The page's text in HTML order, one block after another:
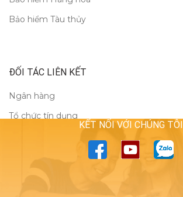
Bảo hiểm Tàu thủy
ĐỐI TÁC LIÊN KẾT
Ngân hàng
Tổ chức tín dụng
KẾT NỐI VỚI CHÚNG TÔI